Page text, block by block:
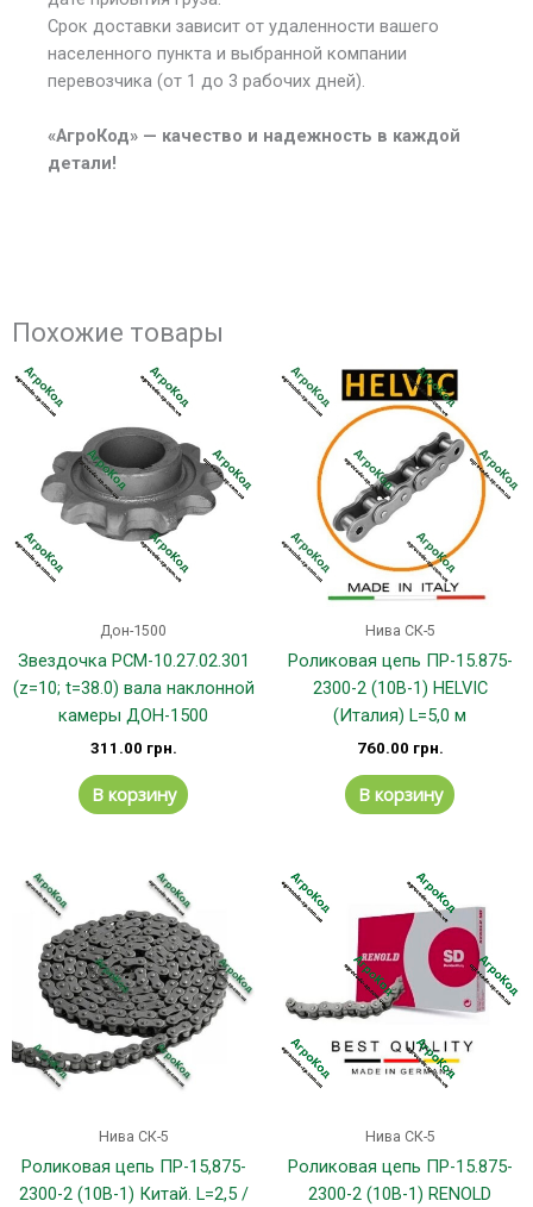
Срок доставки зависит от удаленности вашего
населенного пункта и выбранной компании
перевозчика (от 1 до 3 рабочих дней).
«АгроКод» — качество и надежность в каждой
детали!
Похожие товары
Дон-1500
Звездочка РСМ-10.27.02.301
(z=10; t=38.0) вала наклонной
камеры ДОН-1500
311.00 грн.
В корзину
Нива СК-5
Роликовая цепь ПР-15.875-
2300-2 (10B-1) HELVIC
(Италия) L=5,0 м
760.00 грн.
В корзину
Нива СК-5
Роликовая цепь ПР-15,875-
2300-2 (10B-1) Китай. L=2,5 /
вариаций.
Опции
можно
выбрать
товара.
Нива СК-5
Роликовая цепь ПР-15.875-
2300-2 (10B-1) RENOLD